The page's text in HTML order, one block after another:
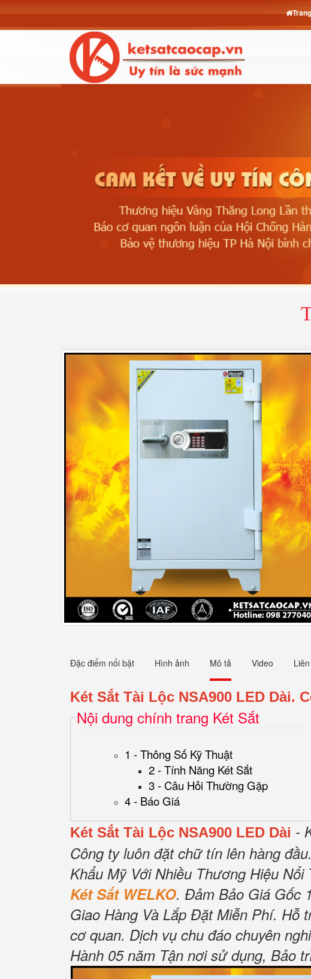
Đặc điểm nổi bật Hình ảnh Mô tả Video
Két Sắt Tài Lộc NSA900 LED Dài.
Nội dung chính trang Két Sắt
1 - Thông Số Kỹ Thuật
2 - Tính Năng Két Sắt
3 - Câu Hỏi Thường Gặp
4 - Báo Giá
Két Sắt Tài Lộc NSA900 LED Dài -
Công ty luôn đặt chữ tín lên hàng đầu.
Khẩu Mỹ Với Nhiều Thương Hiệu
Két Sắt WELKO. Đảm Bảo Giá Gốc
Giao Hàng Và Lắp Đặt Miễn Phí. Hỗ
cơ quan. Dịch vụ chu đáo chuyên
Hành 05 năm Tận nơi sử dụng, Bảo